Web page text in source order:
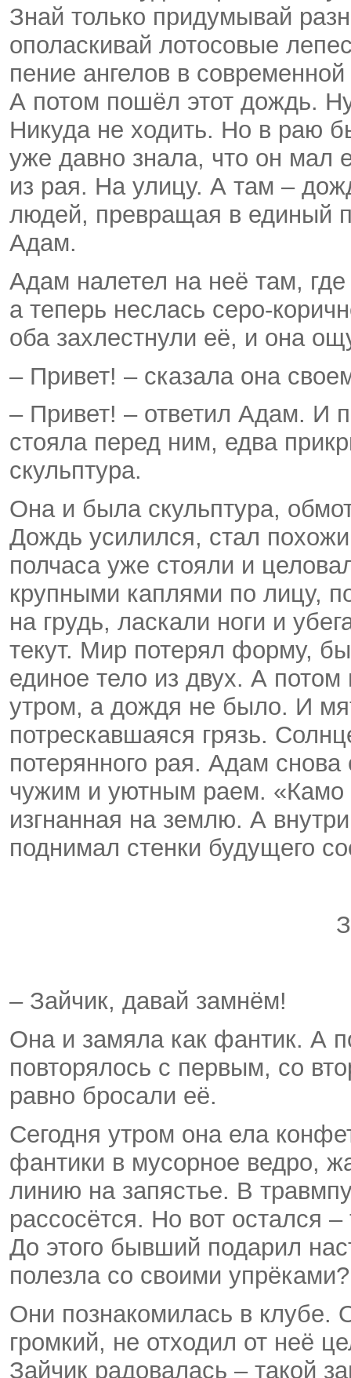
Знай только придумывай
ополаскивай лотосовые
пение ангелов в
А потом пошёл этот дождь.
Никуда не ходить. Но в раю
уже давно знала, что он мал
из рая. На улицу. А там –
людей, превращая в единый
Адам.
Адам налетел на неё там,
а теперь неслась серо-
оба захлестнули её, и она
– Привет! – сказала она
– Привет! – ответил Адам. И
стояла перед ним, едва
скульптура.
Она и была скульптура,
Дождь усилился, стал
полчаса уже стояли и
крупными каплями по лицу,
на грудь, ласкали ноги и
текут. Мир потерял форму,
единое тело из двух. А
утром, а дождя не было. И
потрескавшаяся грязь.
потерянного рая. Адам
чужим и уютным раем. «Камо
изгнанная на землю. А
поднимал стенки будущего
– Зайчик, давай замнём!
Она и замяла как фантик. А
повторялось с первым, со
равно бросали её.
Сегодня утром она ела
фантики в мусорное ведро,
линию на запястье. В
рассосётся. Но вот остался
До этого бывший подарил
полезла со своими
Они познакомилась в клубе.
громкий, не отходил от неё
Зайчик радовалась – такой